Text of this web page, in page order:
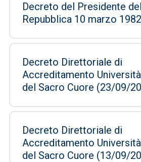
Decreto del Presidente
Repubblica 10 marzo
Decreto Direttoriale di
Accreditamento
del Sacro Cuore (23/
Decreto Direttoriale di
Accreditamento
del Sacro Cuore (13/